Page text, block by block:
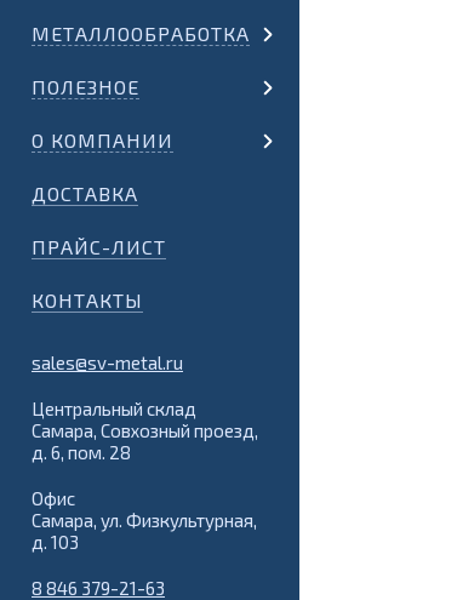
МЕТАЛЛООБРАБОТКА
ПОЛЕЗНОЕ
О КОМПАНИИ
ДОСТАВКА
ПРАЙС-ЛИСТ
КОНТАКТЫ
sales@sv-metal.ru
Центральный склад
Самара, Совхозный проезд,
д. 6, пом. 28
Офис
Самара, ул. Физкультурная,
д. 103
8 846 379-21-63